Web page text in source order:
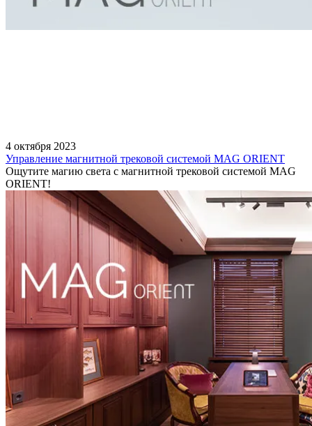
4 октября 2023
Управление магнитной трековой системой MAG ORIENT
Ощутите магию света с магнитной трековой системой MAG
ORIENT!